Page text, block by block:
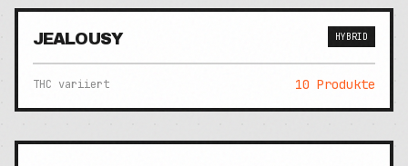
JEALOUSY HYBRID
THC variiert 10 Produkte